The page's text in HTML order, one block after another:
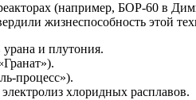
(например, БОР-60 в
жизнеспособность этой
и плутония.
процесс»).
хлоридных расплавов.